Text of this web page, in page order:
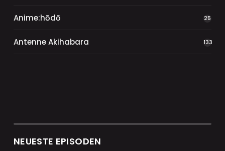
Anime:hōdō 25
Antenne Akihabara 133
NEUESTE EPISODEN